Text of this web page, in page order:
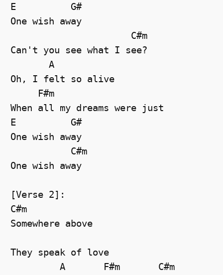
E          G#
One wish away
                      C#m
Can't you see what I see?
       A
Oh, I felt so alive
     F#m
When all my dreams were just
E          G#
One wish away
           C#m
One wish away
[Verse 2]:
C#m
Somewhere above
They speak of love
         A       F#m       C#m